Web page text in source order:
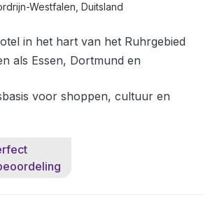
Westfalen, Duitsland
in het hart van het Ruhrgebied
als Essen, Dortmund en
voor shoppen, cultuur en